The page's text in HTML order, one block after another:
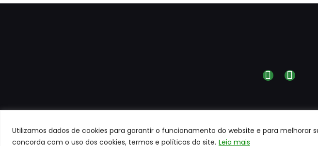
Utilizamos dados de cookies para garantir o funcionamento do website e para melhorar
concorda com o uso dos cookies, termos e políticas do site. Leia mais
Todos os direitos reservados a